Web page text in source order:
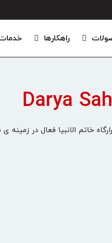
راهکارها
Darya
خاتم الانبیا فعال در